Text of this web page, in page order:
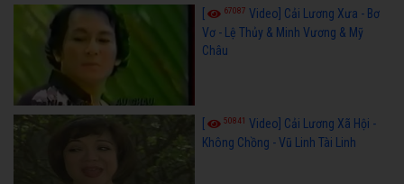
[ 67087 Video] Cải Lương Xưa - Bơ
Vơ - Lệ Thủy & Minh Vương & Mỹ
Châu
50841
Video] Cải Lương Xã Hội -
Không Chồng - Vũ Linh Tài Linh